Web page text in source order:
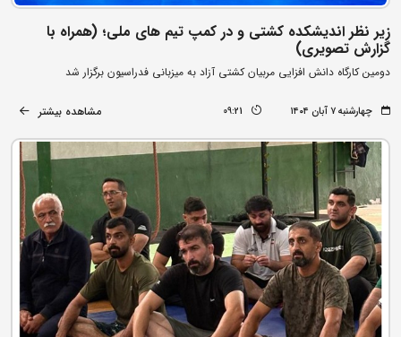
زیر نظر اندیشکده کشتی و در کمپ تیم های ملی؛ (همراه با
گزارش تصویری)
دومین کارگاه دانش افزایی مربیان کشتی آزاد به میزبانی فدراسیون برگزار شد
چهارشنبه ۷ آبان ۱۴۰۴ 09:21 مشاهده بیشتر